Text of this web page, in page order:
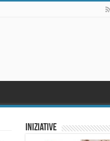
Iniziative